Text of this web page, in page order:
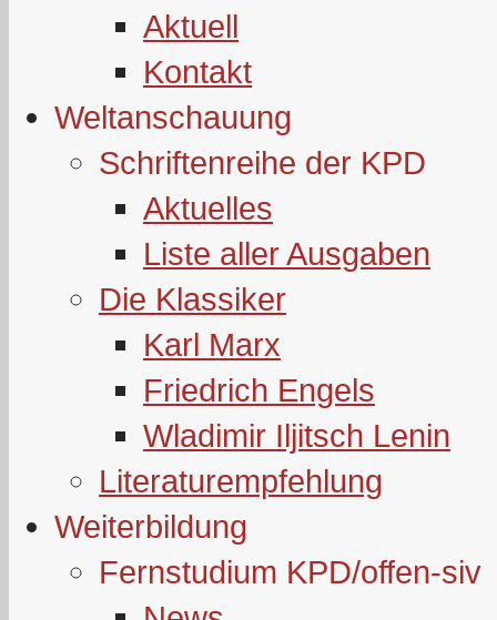
Aktuell
Kontakt
Weltanschauung
Schriftenreihe der KPD
Aktuelles
Liste aller Ausgaben
Die Klassiker
Karl Marx
Friedrich Engels
Wladimir Iljitsch Lenin
Literaturempfehlung
Weiterbildung
Fernstudium KPD/offen-siv